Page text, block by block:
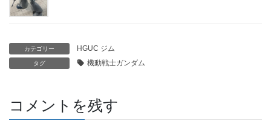
カテゴリー HGUC ジム
タグ 機動戦士ガンダム
コメントを残す